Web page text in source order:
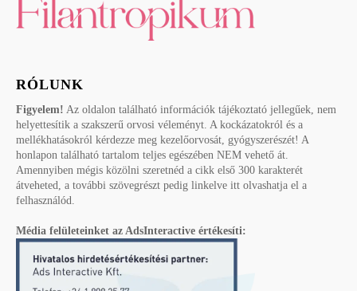
RÓLUNK
Figyelem! Az oldalon található információk tájékoztató jellegűek, nem
helyettesítik a szakszerű orvosi véleményt. A kockázatokról és a
mellékhatásokról kérdezze meg kezelőorvosát, gyógyszerészét! A
honlapon található tartalom teljes egészében NEM vehető át.
Amennyiben mégis közölni szeretnéd a cikk első 300 karakterét
átveheted, a további szövegrészt pedig linkelve itt olvashatja el a
felhasználód.
Média felületeinket az AdsInteractive értékesíti: